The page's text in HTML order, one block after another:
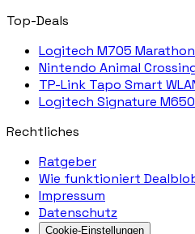
Top-Deals
Logitech M705
Nintendo Animal
TP-Link Tapo Smart
Logitech Signature M650
Rechtliches
Ratgeber
Wie funktioniert
Impressum
Datenschutz
Cookie-Einstellungen